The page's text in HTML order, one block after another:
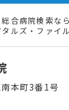
合病院検索なら
ルズ・ファイル
本町3番1号